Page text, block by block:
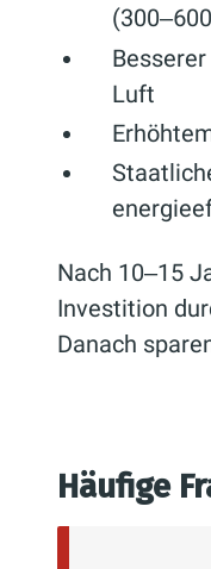
Luft
Nach 10‒15
Investition
Danach
Häufige